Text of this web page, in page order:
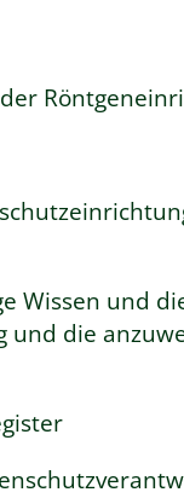
Wissen und
und die